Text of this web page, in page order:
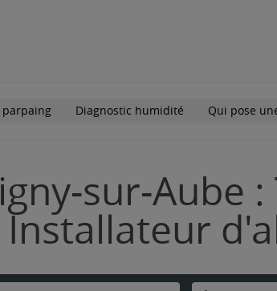
parpaing Diagnostic humidité Qui pose
sur-Aube
Installateur